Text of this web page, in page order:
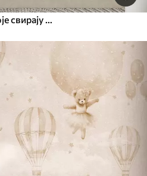
Пејзаж са животињама које свирају музичке инструменте